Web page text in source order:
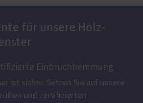
für unsere Holz-
Einbruchhemmung
ist sicher. Setzen Sie auf unsere
und zertifizierten